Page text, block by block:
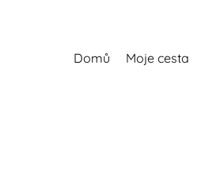
Domů Moje cesta